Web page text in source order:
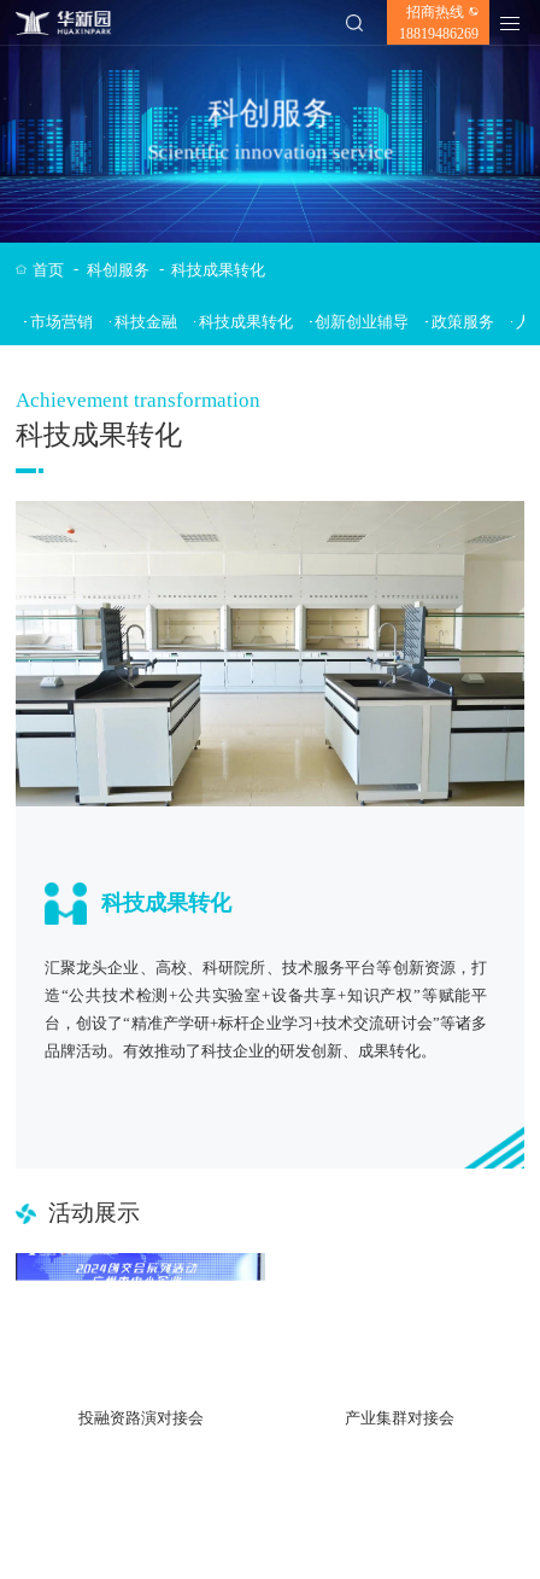
招商热线
18819486269
科创服务
Scientific innovation service
首页 - 科创服务 - 科技成果转化
市场营销 科技金融 科技成果转化 创新创业辅导 政策服务 人
Achievement transformation
科技成果转化
科技成果转化
汇聚龙头企业、高校、科研院所、技术服务平台等创新资源，打
造“公共技术检测+公共实验室+设备共享+知识产权”等赋能平
台，创设了“精准产学研+标杆企业学习+技术交流研讨会”等诸多
品牌活动。有效推动了科技企业的研发创新、成果转化。
活动展示
投融资路演对接会 产业集群对接会